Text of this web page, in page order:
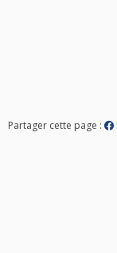
Partager cette page :